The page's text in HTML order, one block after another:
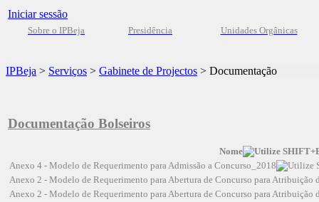
Iniciar sessão
Sobre o IPBeja Presidência Unidades Orgânicas
IPBeja > Serviços > Gabinete de Projectos > Documentação
Documentação Bolseiros
Nome
Anexo 4 - Modelo de Requerimento para Admissão a Concurso_2018
Anexo 2 - Modelo de Requerimento para Abertura de Concurso para Atribuição
Anexo 2 - Modelo de Requerimento para Abertura de Concurso para Atribuição